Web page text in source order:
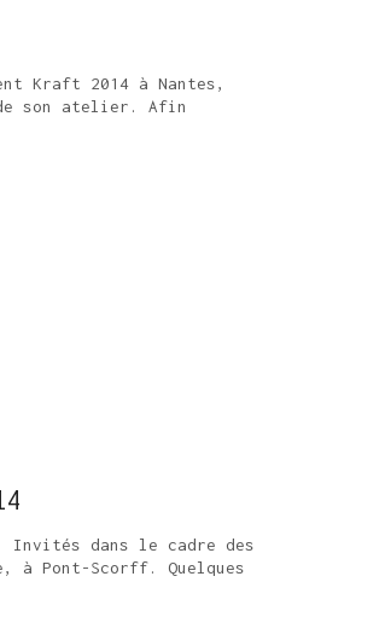
Kraft 2014 à Nantes,
son atelier. Afin
Invités dans le cadre des
à Pont-Scorff. Quelques